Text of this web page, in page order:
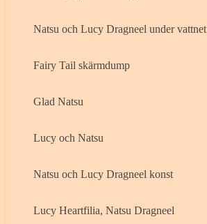
Natsu och Lucy Dragneel under vattnet
Fairy Tail skärmdump
Glad Natsu
Lucy och Natsu
Natsu och Lucy Dragneel konst
Lucy Heartfilia, Natsu Dragneel